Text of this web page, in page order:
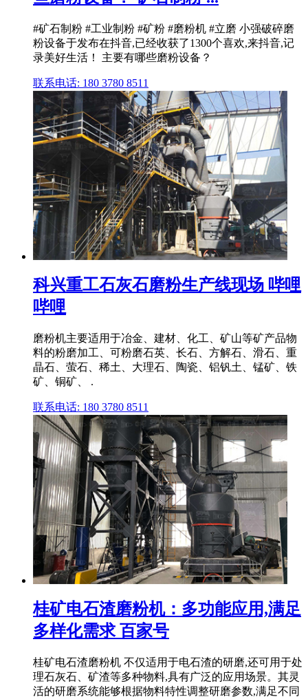
#矿石制粉 #工业制粉 #矿粉 #磨粉机 #立磨 小强破碎磨
粉设备于发布在抖音,已经收获了1300个喜欢,来抖音,记
录美好生活！ 主要有哪些磨粉设备？
联系电话: 180 3780 8511
科兴重工石灰石磨粉生产线现场 哔哩
哔哩
磨粉机主要适用于冶金、建材、化工、矿山等矿产品物
料的粉磨加工、可粉磨石英、长石、方解石、滑石、重
晶石、萤石、稀土、大理石、陶瓷、铝钒土、锰矿、铁
矿、铜矿、 .
联系电话: 180 3780 8511
桂矿电石渣磨粉机：多功能应用,满足
多样化需求 百家号
桂矿电石渣磨粉机 不仅适用于电石渣的研磨,还可用于处
理石灰石、矿渣等多种物料,具有广泛的应用场景。其灵
活的研磨系统能够根据物料特性调整研磨参数,满足不同